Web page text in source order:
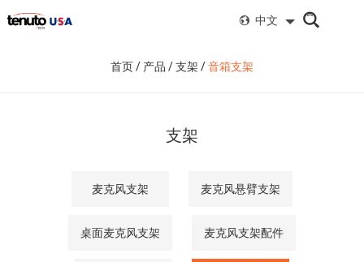
中文
首页/ 产品 /支架 /音箱支架
支架
麦克风支架 麦克风悬臂支架
桌面麦克风支架 麦克风支架配件